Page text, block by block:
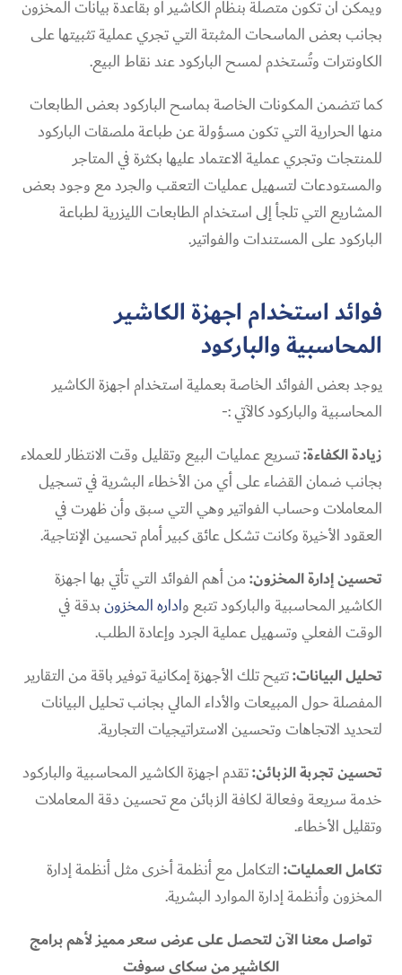
ويمكن أن تكون متصلة بنظام الكاشير أو بقاعدة بيانات المخزون
بجانب بعض الماسحات المثبتة التي تجري عملية تثبيتها على
الكاونترات وتُستخدم لمسح الباركود عند نقاط البيع.
كما تتضمن المكونات الخاصة بماسح الباركود بعض الطابعات
منها الحرارية التي تكون مسؤولة عن طباعة ملصقات الباركود
للمنتجات وتجري عملية الاعتماد عليها بكثرة في المتاجر
والمستودعات لتسهيل عمليات التعقب والجرد مع وجود بعض
المشاريع التي تلجأ إلى استخدام الطابعات الليزرية لطباعة
الباركود على المستندات والفواتير.
فوائد استخدام اجهزة الكاشير
المحاسبية والباركود
يوجد بعض الفوائد الخاصة بعملية استخدام اجهزة الكاشير
المحاسبية والباركود كالآتي :-
زيادة الكفاءة:تسريع عمليات البيع وتقليل وقت الانتظار للعملاء
بجانب ضمان القضاء على أي من الأخطاء البشرية في تسجيل
المعاملات وحساب الفواتير وهي التي سبق وأن ظهرت في
العقود الأخيرة وكانت تشكل عائق كبير أمام تحسين الإنتاجية.
تحسين إدارة المخزون:من أهم الفوائد التي تأتي بها اجهزة
الكاشير المحاسبية والباركود تتبع واداره المخزونبدقة في
الوقت الفعلي وتسهيل عملية الجرد وإعادة الطلب.
تحليل البيانات:تتيح تلك الأجهزة إمكانية توفير باقة من التقارير
المفصلة حول المبيعات والأداء المالي بجانب تحليل البيانات
لتحديد الاتجاهات وتحسين الاستراتيجيات التجارية.
تحسين تجربة الزبائن:تقدم اجهزة الكاشير المحاسبية والباركود
خدمة سريعة وفعالة لكافة الزبائن مع تحسين دقة المعاملات
وتقليل الأخطاء.
تكامل العمليات:التكامل مع أنظمة أخرى مثل أنظمة إدارة
المخزون وأنظمة إدارة الموارد البشرية.
تواصل معنا الآن لتحصل على عرض سعر مميز لأهم برامج
الكاشير من سكاي سوفت